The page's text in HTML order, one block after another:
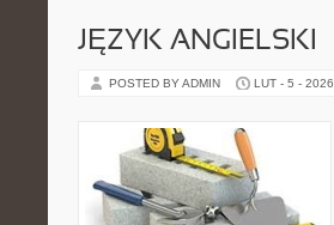
JĘZYK ANGIELSKI
POSTED BY ADMIN LUT - 5 - 2026